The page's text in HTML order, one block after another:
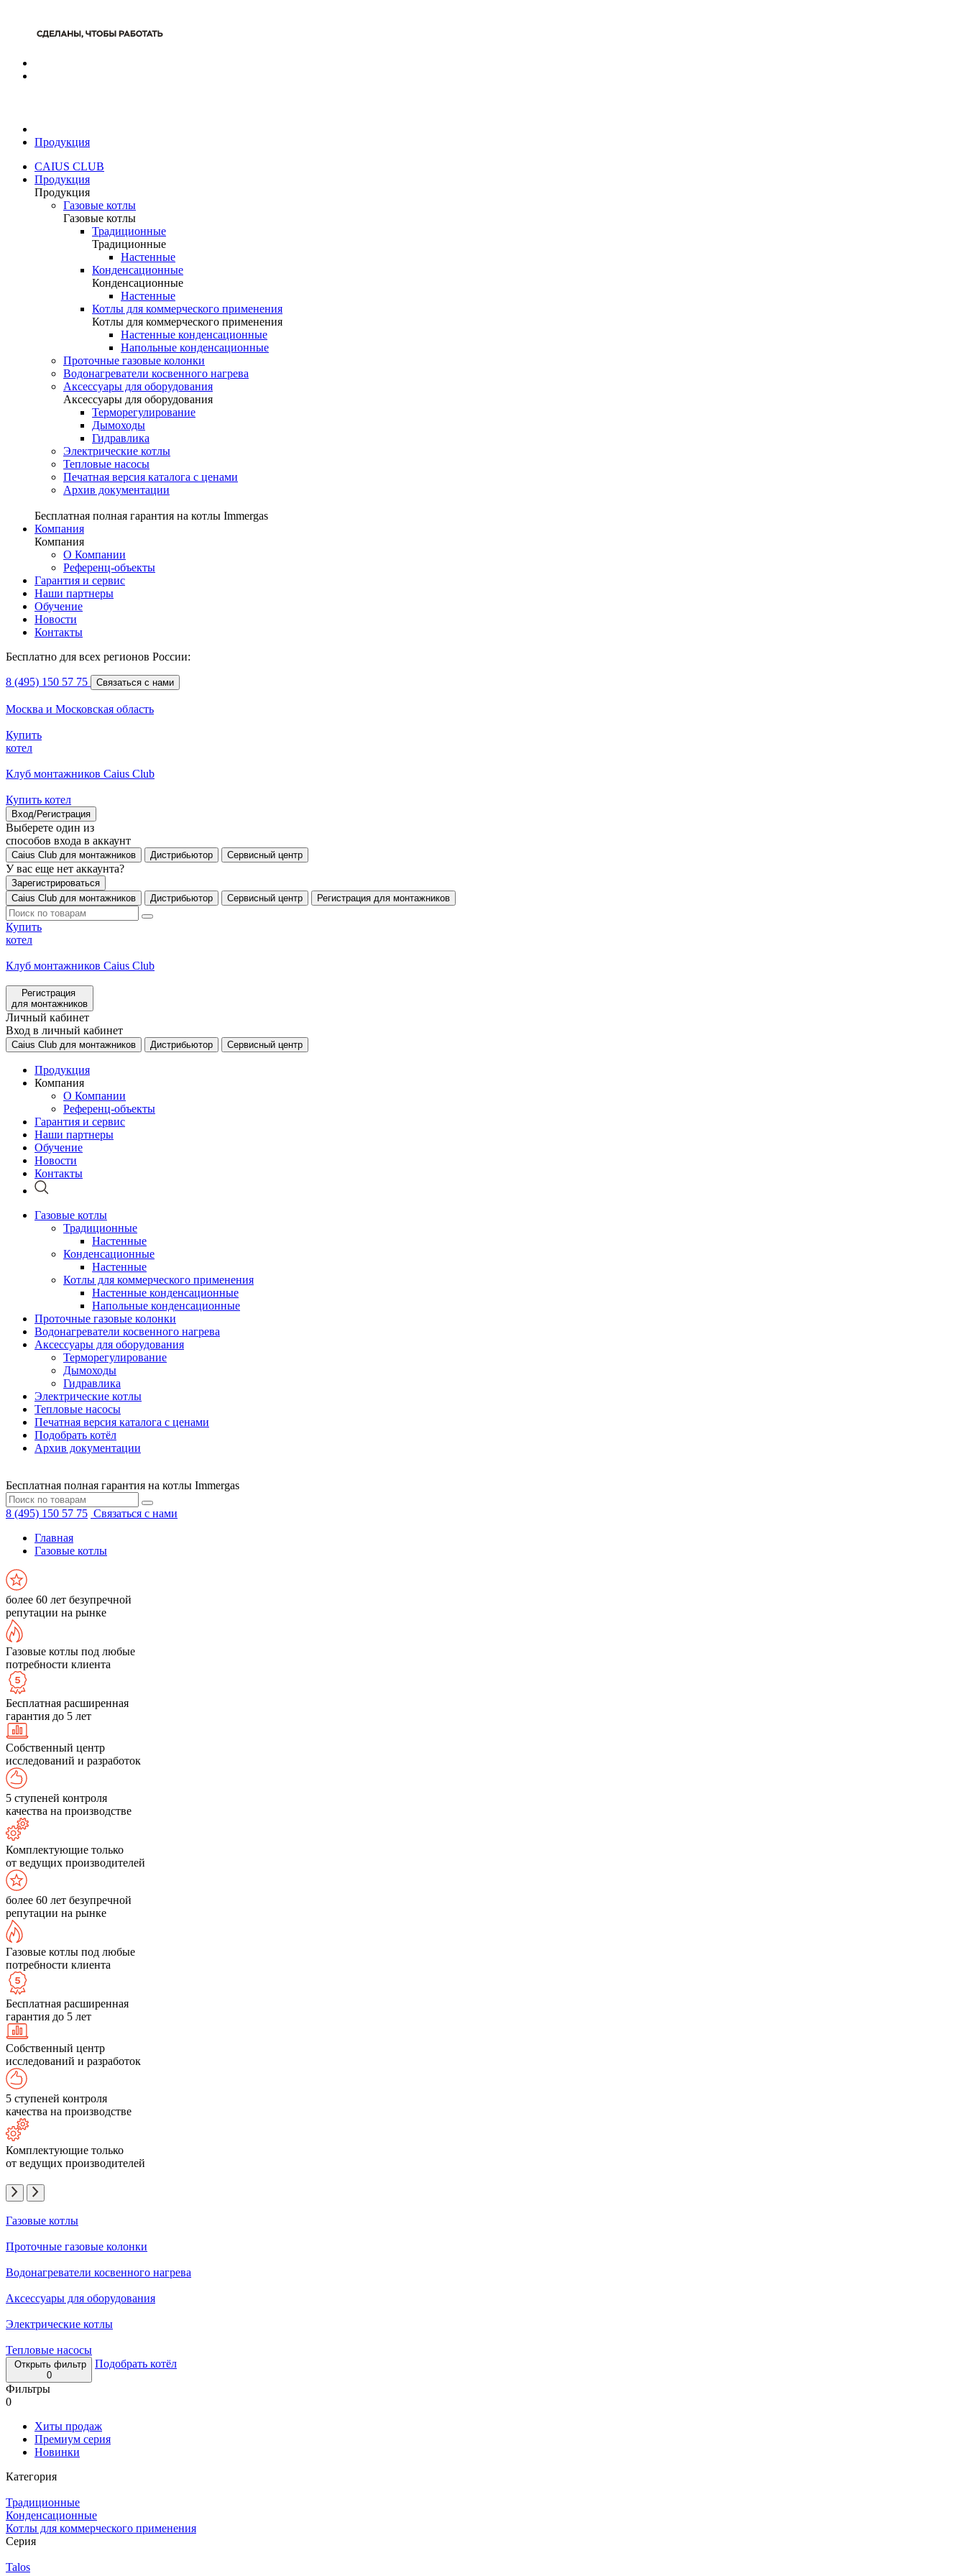
Продукция
CAIUS CLUB
Продукция
Продукция
Газовые котлы
Газовые котлы
Традиционные
Традиционные
Настенные
Конденсационные
Конденсационные
Настенные
Котлы для коммерческого применения
Котлы для коммерческого применения
Настенные конденсационные
Напольные конденсационные
Проточные газовые колонки
Водонагреватели косвенного нагрева
Аксессуары для оборудования
Аксессуары для оборудования
Терморегулирование
Дымоходы
Гидравлика
Электрические котлы
Тепловые насосы
Печатная версия каталога с ценами
Архив документации
Бесплатная полная гарантия на котлы Immergas
Компания
Компания
О Компании
Референц-объекты
Гарантия и сервис
Наши партнеры
Обучение
Новости
Контакты
Бесплатно для всех регионов России:
8 (495) 150 57 75 Связаться с нами
Москва и Московская область
Купить
котел
Клуб монтажников Caius Club
Купить котел
Вход/Регистрация
Выберете один из
способов входа в аккаунт
Caius Club для монтажников Дистрибьютор Сервисный центр
У вас еще нет аккаунта?
Зарегистрироваться
Caius Club для монтажников
Дистрибьютор Сервисный центр Регистрация для монтажников
Купить
котел
Клуб монтажников Caius Club
Регистрация
для монтажников
Личный кабинет
Вход в личный кабинет
Caius Club для монтажников Дистрибьютор Сервисный центр
Продукция
Компания
О Компании
Референц-объекты
Гарантия и сервис
Наши партнеры
Обучение
Новости
Контакты
Газовые котлы
Традиционные
Настенные
Конденсационные
Настенные
Котлы для коммерческого применения
Настенные конденсационные
Напольные конденсационные
Проточные газовые колонки
Водонагреватели косвенного нагрева
Аксессуары для оборудования
Терморегулирование
Дымоходы
Гидравлика
Электрические котлы
Тепловые насосы
Печатная версия каталога с ценами
Подобрать котёл
Архив документации
Бесплатная полная гарантия на котлы Immergas
8 (495) 150 57 75 Связаться с нами
Главная
Газовые котлы
более 60 лет безупречной
репутации на рынке
Газовые котлы под любые
потребности клиента
Бесплатная расширенная
гарантия до 5 лет
Собственный центр
исследований и разработок
5 ступеней контроля
качества на производстве
Комплектующие только
от ведущих производителей
более 60 лет безупречной
репутации на рынке
Газовые котлы под любые
потребности клиента
Бесплатная расширенная
гарантия до 5 лет
Собственный центр
исследований и разработок
5 ступеней контроля
качества на производстве
Комплектующие только
от ведущих производителей
Газовые котлы
Проточные газовые колонки
Водонагреватели косвенного нагрева
Аксессуары для оборудования
Электрические котлы
Тепловые насосы
Открыть фильтр
0
Подобрать котёл
Фильтры
0
Хиты продаж
Премиум серия
Новинки
Категория
Традиционные
Конденсационные
Котлы для коммерческого применения
Серия
Talos